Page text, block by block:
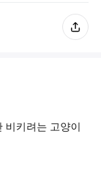
비키려는 고양이